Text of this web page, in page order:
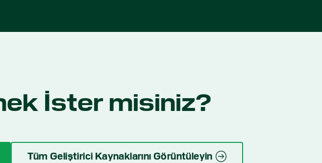
İster misiniz?
Tüm Geliştirici Kaynaklarını Görüntüleyin